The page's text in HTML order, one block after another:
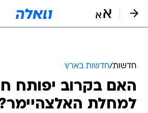
חדשות/חדשות בארץ
האם בקרוב יפותח
למחלת